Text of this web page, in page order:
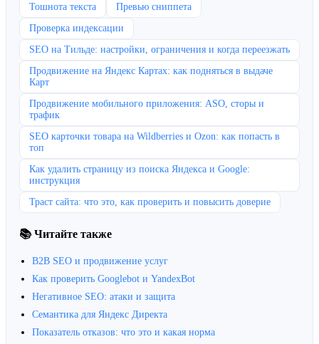
Тошнота текста
Превью сниппета
Проверка индексации
SEO на Тильде: настройки, ограничения и когда переезжать
Продвижение на Яндекс Картах: как подняться в выдаче
Карт
Продвижение мобильного приложения: ASO, сторы и
трафик
SEO карточки товара на Wildberries и Ozon: как попасть в
топ
Как удалить страницу из поиска Яндекса и Google:
инструкция
Траст сайта: что это, как проверить и повысить доверие
📚 Читайте также
B2B SEO и продвижение услуг
Как проверить Googlebot и YandexBot
Негативное SEO: атаки и защита
Семантика для Яндекс Директа
Показатель отказов: что это и какая норма